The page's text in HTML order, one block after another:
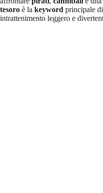
tesoro è la keyword principale
intrattenimento leggero e